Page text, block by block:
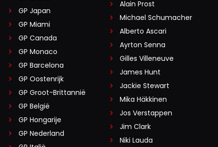
GP Japan
GP Miami
GP Canada
GP Monaco
GP Barcelona
GP Oostenrijk
GP Groot-Brittannië
GP België
GP Hongarije
GP Nederland
Alain Prost
Michael Schumacher
Alberto Ascari
Ayrton Senna
Gilles Villeneuve
James Hunt
Jackie Stewart
Mika Häkkinen
Jos Verstappen
Jim Clark
Niki Lauda